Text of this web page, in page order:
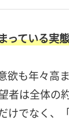
っている実態
欲も年々高
者は全体の
けでなく、